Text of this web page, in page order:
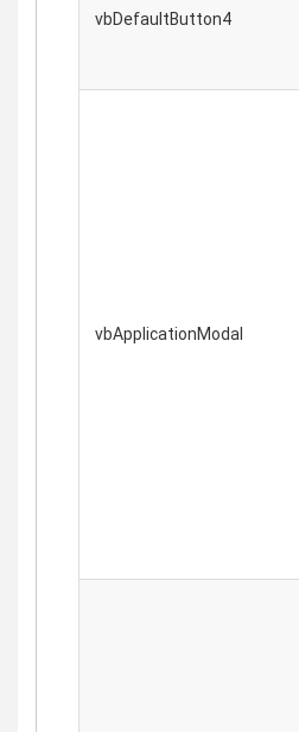
vbDefaultButton4
vbApplicationModal